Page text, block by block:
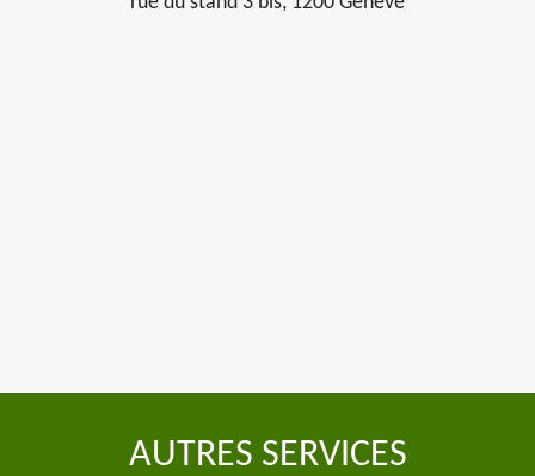
AUTRES SERVICES